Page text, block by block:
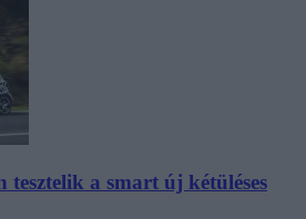
tesztelik a smart új kétüléses